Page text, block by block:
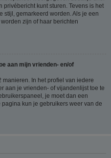
privébericht kunt sturen. Tevens is het
stijl, gemarkeerd worden. Als je een
zijn of haar berichten
aan mijn vrienden- en/of
In het profiel van iedere
aan je vrienden- of vijandenlijst toe te
je moet dan een
kun je gebruikers weer van de